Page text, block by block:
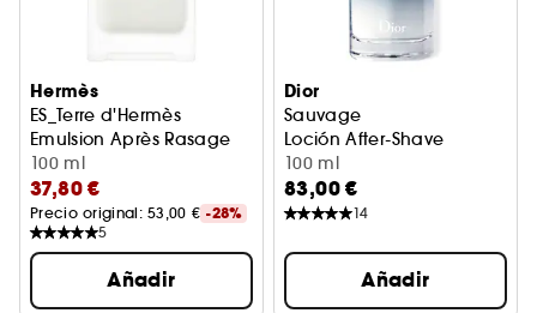
Hermès
ES_Terre d'Hermès
Emulsion Après Rasage
100 ml
37,80 €
Precio original: 53,00 € -28%
5
Añadir
Dior
Sauvage
Loción After-Shave
100 ml
83,00 €
14
Añadir